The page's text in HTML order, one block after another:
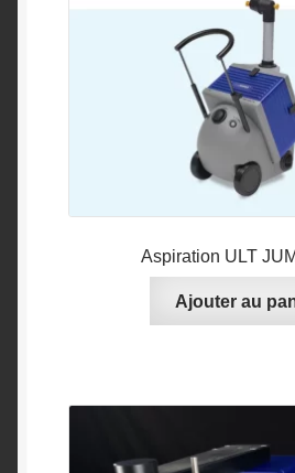
Aspiration ULT
Ajouter au